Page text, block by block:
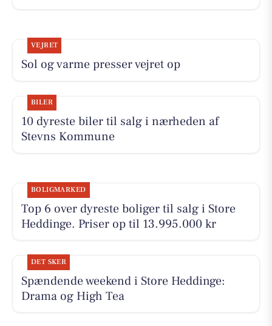
VEJRET
Sol og varme presser vejret op
BILER
10 dyreste biler til salg i nærheden af
Stevns Kommune
BOLIGMARKED
Top 6 over dyreste boliger til salg i Store
Heddinge. Priser op til 13.995.000 kr
DET SKER
Spændende weekend i Store Heddinge:
Drama og High Tea